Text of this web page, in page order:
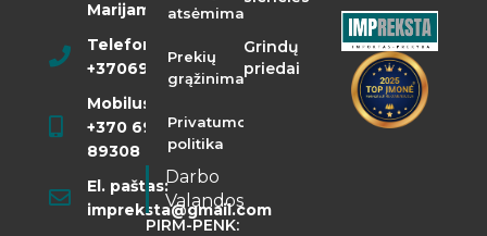
Marijampolė
Telefonas:
+37069855400
Mobilusis:
+370 698
89308
El. paštas:
impreksta@gmail.com
atsėmimas
Prekių
grąžinimas
Privatumo
politika
Darbo
Valandos
PIRM-PENK:
Grindų
priedai